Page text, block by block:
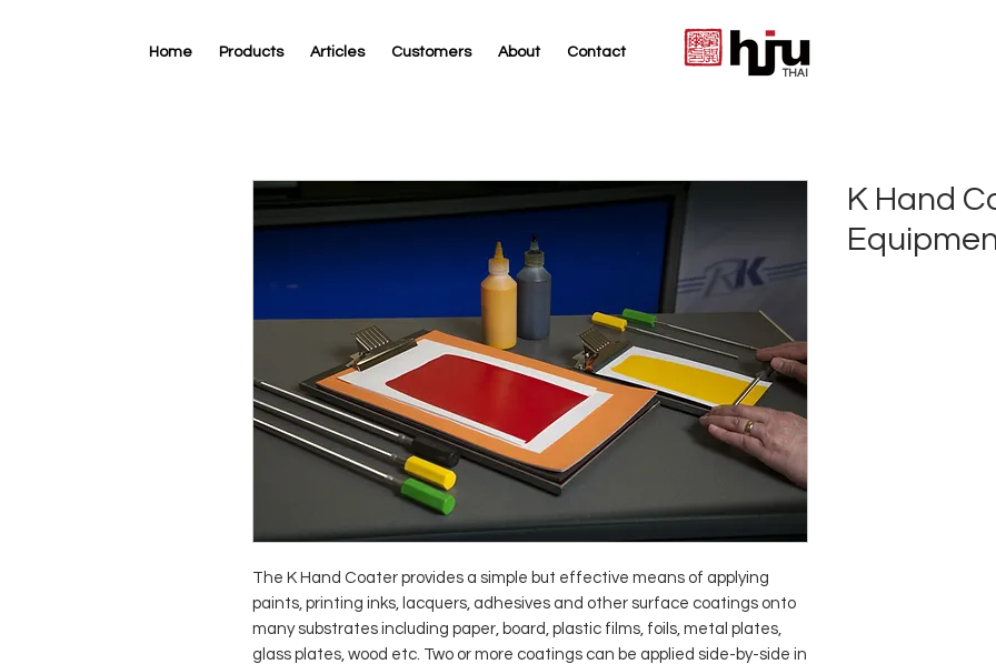
Home Products Articles Customers About Contact
THAI
The K Hand Coater provides a simple but effective means of applying
paints, printing inks, lacquers, adhesives and other surface coatings onto
many substrates including paper, board, plastic films, foils, metal plates,
glass plates, wood etc. Two or more coatings can be applied side-by-side in
K Hand